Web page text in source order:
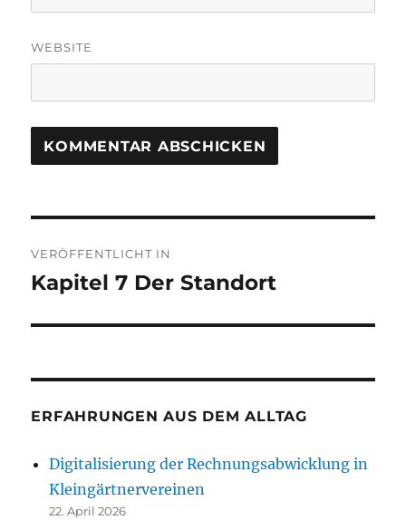
WEBSITE
VERÖFFENTLICHT IN
Kapitel 7 Der Standort
ERFAHRUNGEN AUS DEM ALLTAG
Digitalisierung der Rechnungsabwicklung in
Kleingärtnervereinen
22. April 2026